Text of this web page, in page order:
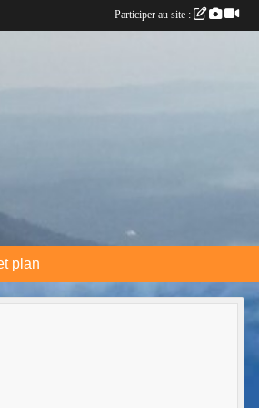
plan
Participer au site :